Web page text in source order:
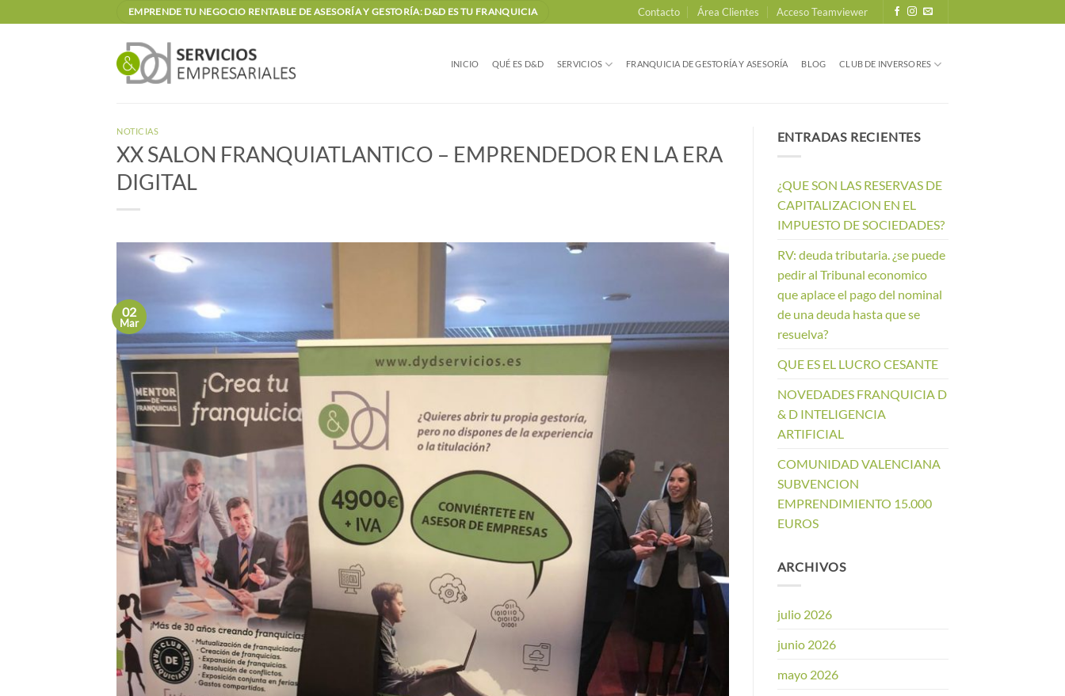
al
EMPRENDE TU NEGOCIO RENTABLE DE ASESORÍA Y GESTORÍA: D&D ES TU FRANQUICIA Contacto Área Clientes Acceso Teamviewer
INICIO QUÉ ES D&D SERVICIOS FRANQUICIA DE GESTORÍA Y ASESORÍA BLOG CLUB DE INVERSORES
NOTICIAS
XX SALON FRANQUIATLANTICO – EMPRENDEDOR EN LA ERA
DIGITAL
02
Mar
ENTRADAS RECIENTES
¿QUE SON LAS RESERVAS DE
CAPITALIZACION EN EL
IMPUESTO DE SOCIEDADES?
RV: deuda tributaria. ¿se puede
pedir al Tribunal economico
que aplace el pago del nominal
de una deuda hasta que se
resuelva?
QUE ES EL LUCRO CESANTE
NOVEDADES FRANQUICIA D
& D INTELIGENCIA
ARTIFICIAL
COMUNIDAD VALENCIANA
SUBVENCION
EMPRENDIMIENTO 15.000
EUROS
ARCHIVOS
julio 2026
junio 2026
mayo 2026